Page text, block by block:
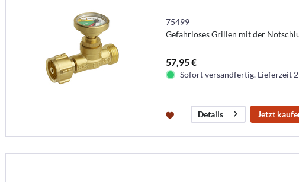
75499
Gefahrloses Grillen mit der
57,95 €
Sofort versandfertig. Lieferzeit
Details Jetzt